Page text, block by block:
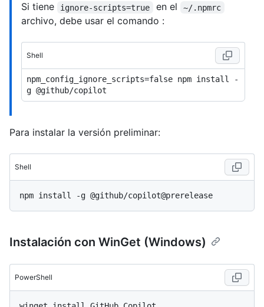
Si tiene
ignore-scripts=true en el ~/.npmrc
archivo, debe usar el comando :
Shell
npm_config_ignore_scripts=false npm install -
Para instalar la versión preliminar:
Shell
Instalación con WinGet (Windows)
PowerShell